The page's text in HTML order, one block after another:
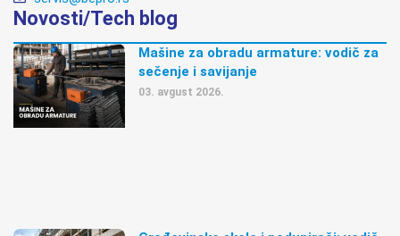
Novosti/Tech blog
Mašine za obradu armature: vodič za
sečenje i savijanje
03. avgust 2026.